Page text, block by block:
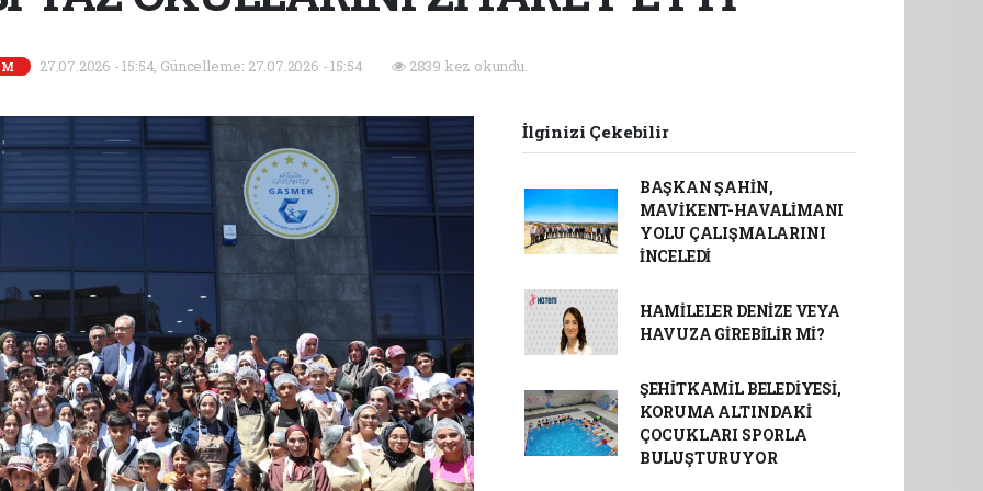
27.07.2026 - 15:54, Güncelleme: 27.07.2026 - 15:54 2839 kez okundu.
İlginizi Çekebilir
BAŞKAN ŞAHİN,
MAVİKENT-HAVALİMANI
YOLU ÇALIŞMALARINI
İNCELEDİ
HAMİLELER DENİZE VEYA
HAVUZA GİREBİLİR Mİ?
ŞEHİTKAMİL BELEDİYESİ,
KORUMA ALTINDAKİ
ÇOCUKLARI SPORLA
BULUŞTURUYOR